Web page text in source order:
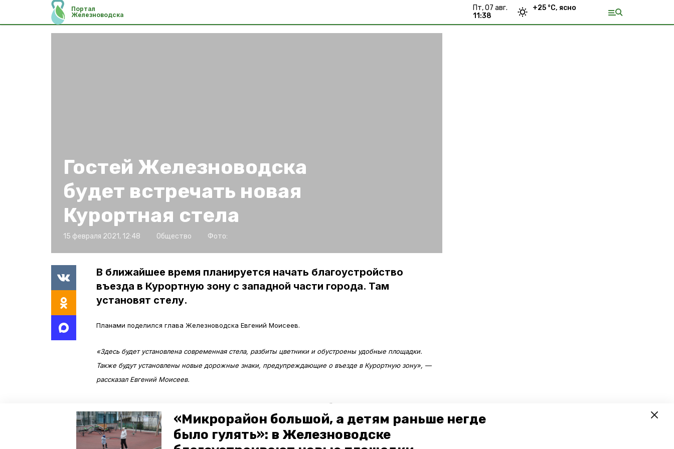
«Микрорайон большой, а детям раньше негде
было гулять»: в Железноводске
Портал
Железноводска
пт, 07 авг.
11:38
+25 °С, ясно
Гостей Железноводска
будет встречать новая
Курортная стела
15 февраля 2021, 12:48 Общество Фото:
В ближайшее время планируется начать благоустройство
въезда в Курортную зону с западной части города. Там
установят стелу.
Планами поделился глава Железноводска Евгений Моисеев.
«Здесь будет установлена современная стела, разбиты цветники и обустроены удобные площадки.
Также будут установлены новые дорожные знаки, предупреждающие о въезде в Курортную зону», —
рассказал Евгений Моисеев.
В 2021 году Железноводск направит на восстановление туристической инфраструктуры 30 миллионов
рублей курортного сбора, напомнили в администрации курорта. На эти средства отремонтируют
центральные терренкуры и начнут реставрацию Лермонтовского сквера. Представители общественного
и курортного советов муниципалитета поддержали выбранные объекты благоустройства.